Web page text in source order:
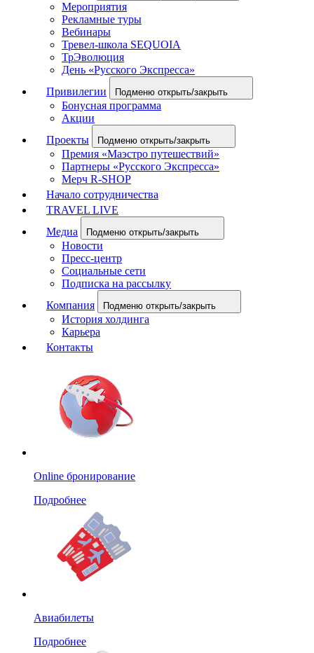
Мероприятия
Рекламные туры
Вебинары
Тревел-школа SEQUOIA
ТрЭволюция
День «Русского Экспресса»
Привилегии
Подменю открыть/закрыть
Бонусная программа
Акции
Проекты
Подменю открыть/закрыть
Премия «Маэстро путешествий»
Партнеры «Русского Экспресса»
Мерч R-SHOP
Начало сотрудничества
TRAVEL LIVE
Медиа
Подменю открыть/закрыть
Новости
Пресс-центр
Социальные сети
Подписка на рассылку
Компания
Подменю открыть/закрыть
История холдинга
Карьера
Контакты
Online бронирование
Подробнее
Авиабилеты
Подробнее